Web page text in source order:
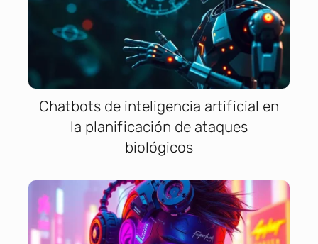
Chatbots de inteligencia artificial en
la planificación de ataques
biológicos